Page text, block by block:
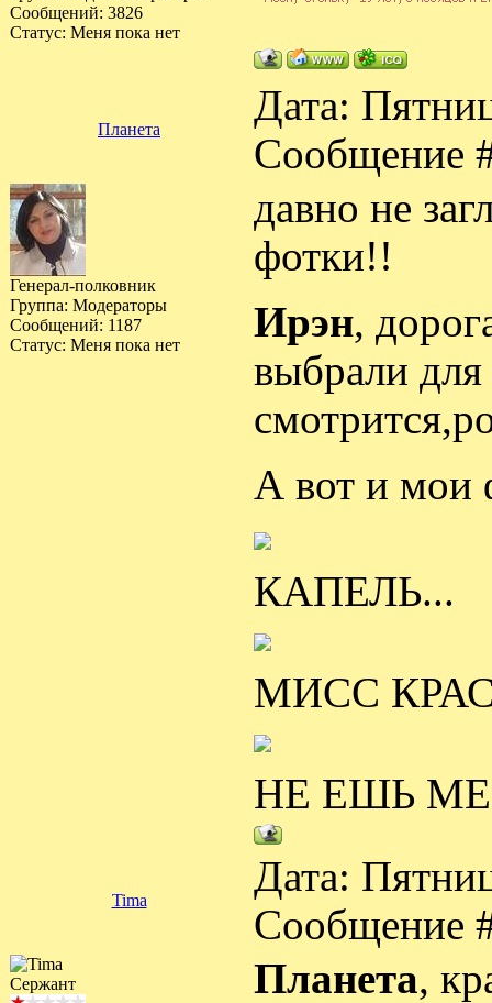
Сообщений: 3826
Статус: Меня пока нет
Планета
Дата:
Сообщение
Генерал-полковник
Группа: Модераторы
Сообщений: 1187
Статус: Меня пока нет
давно не
фотки!!
Ирэн,
выбрали
А вот и мои
КАПЕЛЬ...
МИСС
НЕ ЕШЬ
Tima
Дата:
Сообщение
Сержант
Планета,